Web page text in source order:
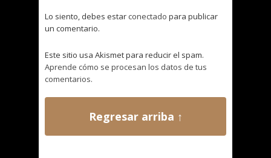
Lo siento, debes estar conectado para publicar
un comentario.
Este sitio usa Akismet para reducir el spam.
Aprende cómo se procesan los datos de tus
comentarios.
Regresar arriba ↑